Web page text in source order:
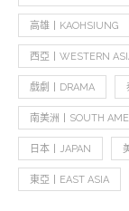
高雄丨KAOHSIUNG
西亞丨WESTERN
戲劇丨DRAMA
南美洲丨SOUTH
日本丨JAPAN
東亞丨EAST ASIA